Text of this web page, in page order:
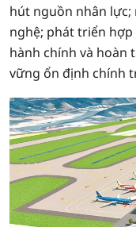
hút nguồn nhân lực;
nghệ; phát triển
hành chính và
vững ổn định chính